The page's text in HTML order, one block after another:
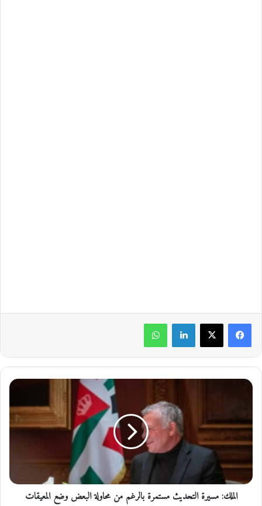
ا
ل
ك
:
س
ي
الملك: مسيرة التحديث مستمرة بالرغم من محاولة البعض وضع المعيقات